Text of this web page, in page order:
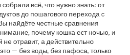
всё, что нужно знать: от
до пошагового перехода с
найдёте честные сравнения
почему кошка ест ночью, и
не отравит, а действительно
— без воды, без пафоса, только